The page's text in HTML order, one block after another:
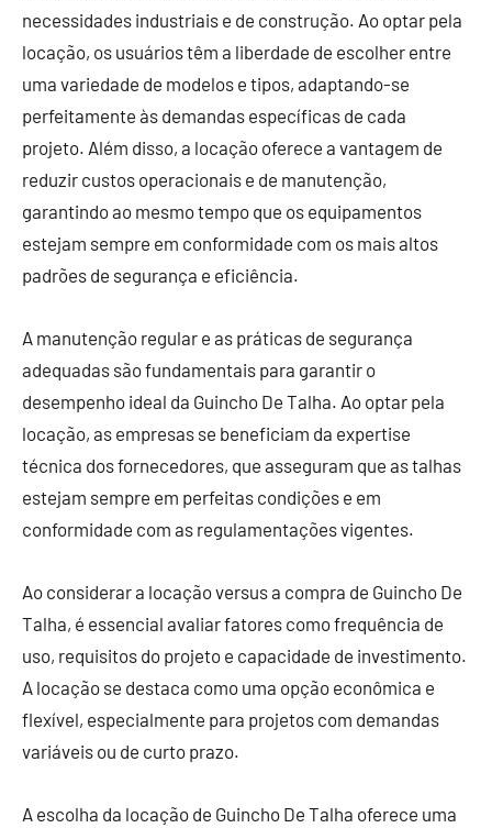
necessidades industriais e de construção. Ao optar pela
locação, os usuários têm a liberdade de escolher entre
uma variedade de modelos e tipos, adaptando-se
perfeitamente às demandas específicas de cada
projeto. Além disso, a locação oferece a vantagem de
reduzir custos operacionais e de manutenção,
garantindo ao mesmo tempo que os equipamentos
estejam sempre em conformidade com os mais altos
padrões de segurança e eficiência.
A manutenção regular e as práticas de segurança
adequadas são fundamentais para garantir o
desempenho ideal da Guincho De Talha. Ao optar pela
locação, as empresas se beneficiam da expertise
técnica dos fornecedores, que asseguram que as talhas
estejam sempre em perfeitas condições e em
conformidade com as regulamentações vigentes.
Ao considerar a locação versus a compra de Guincho De
Talha, é essencial avaliar fatores como frequência de
uso, requisitos do projeto e capacidade de investimento.
A locação se destaca como uma opção econômica e
flexível, especialmente para projetos com demandas
variáveis ou de curto prazo.
A escolha da locação de Guincho De Talha oferece uma